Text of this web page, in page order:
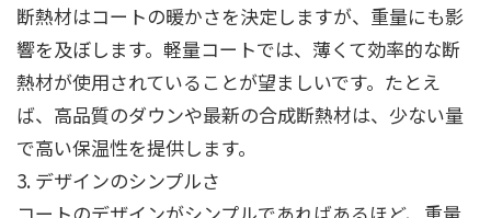
断熱材はコートの暖かさを決定しますが、重量にも影
響を及ぼします。軽量コートでは、薄くて効率的な断
熱材が使用されていることが望ましいです。たとえ
ば、高品質のダウンや最新の合成断熱材は、少ない量
で高い保温性を提供します。
3. デザインのシンプルさ
コートのデザインがシンプルであればあるほど、重量